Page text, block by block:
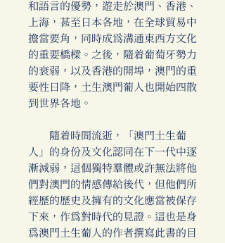
和語言的優勢，遊走於澳門、香港、
上海，甚至日本各地，在全球貿易中
擔當要角，同時成為溝通東西方文化
的重要橋樑。之後，隨着葡萄牙勢力
的衰弱，以及香港的開埠，澳門的重
要性日降，土生澳門葡人也開始四散
到世界各地。
隨着時間流逝，「澳門土生葡
人」的身份及文化認同在下一代中逐
漸減弱，這個獨特羣體或許無法將他
們對澳門的情感傳給後代，但他們所
經歷的歷史及擁有的文化應當被保存
下來，作為對時代的見證。這也是身
為澳門土生葡人的作者撰寫此書的目